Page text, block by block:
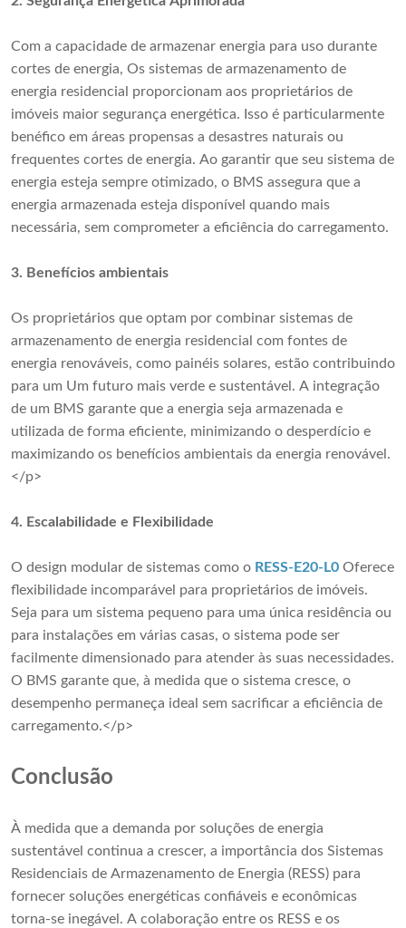
Com a capacidade de armazenar energia para uso durante
cortes de energia, Os sistemas de armazenamento de
energia residencial proporcionam aos proprietários de
imóveis maior segurança energética. Isso é particularmente
benéfico em áreas propensas a desastres naturais ou
frequentes cortes de energia. Ao garantir que seu sistema de
energia esteja sempre otimizado, o BMS assegura que a
energia armazenada esteja disponível quando mais
necessária, sem comprometer a eficiência do carregamento.
3. Benefícios ambientais
Os proprietários que optam por combinar sistemas de
armazenamento de energia residencial com fontes de
energia renováveis, como painéis solares, estão contribuindo
para um Um futuro mais verde e sustentável. A integração
de um BMS garante que a energia seja armazenada e
utilizada de forma eficiente, minimizando o desperdício e
maximizando os benefícios ambientais da energia renovável.
</p>
4. Escalabilidade e Flexibilidade
O design modular de sistemas como o RESS-E20-L0 Oferece
flexibilidade incomparável para proprietários de imóveis.
Seja para um sistema pequeno para uma única residência ou
para instalações em várias casas, o sistema pode ser
facilmente dimensionado para atender às suas necessidades.
O BMS garante que, à medida que o sistema cresce, o
desempenho permaneça ideal sem sacrificar a eficiência de
carregamento.</p>
Conclusão
À medida que a demanda por soluções de energia
sustentável continua a crescer, a importância dos Sistemas
Residenciais de Armazenamento de Energia (RESS) para
fornecer soluções energéticas confiáveis ​​e econômicas
torna-se inegável. A colaboração entre os RESS e os